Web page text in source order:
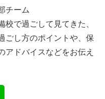
チーム
校で過ごして見てきた、
ごし方のポイントや、保
アドバイスなどをお伝え